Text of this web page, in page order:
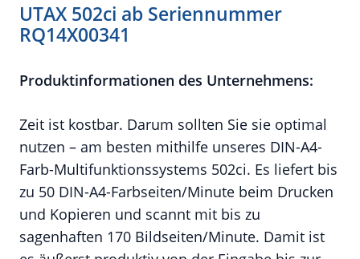
UTAX 502ci ab Seriennummer
RQ14X00341
Produktinformationen des Unternehmens:
Zeit ist kostbar. Darum sollten Sie sie optimal
nutzen – am besten mithilfe unseres DIN-A4-
Farb-Multifunktionssystems 502ci. Es liefert bis
zu 50 DIN-A4-Farbseiten/Minute beim Drucken
und Kopieren und scannt mit bis zu
sagenhaften 170 Bildseiten/Minute. Damit ist